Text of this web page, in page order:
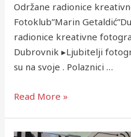
Održane radionice
Fotoklub”Marin
radionice kreativne
Dubrovnik ▸Ljubitelji
su na svoje . Polaznici …
Read More »